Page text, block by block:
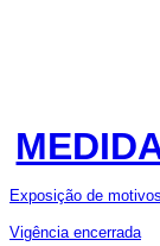
Exposição de motivos
Vigência encerrada